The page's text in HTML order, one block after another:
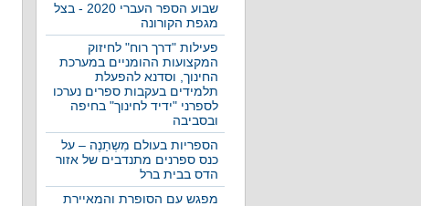
שבוע הספר העברי 2020 - בצל
מגפת הקורונה
פעילות "דרך רוח" לחיזוק
המקצועות ההומניים במערכת
החינוך, וסדנא להפעלת
תלמידים בעקבות ספרים נערכו
לספרני "ידיד לחינוך" בחיפה
ובסביבה
הספריות בעולם מִשְתַנֶה – על
כנס ספרנים מתנדבים של אזור
הדס בבית ברל
מפגש עם הסופרת והמאיירת